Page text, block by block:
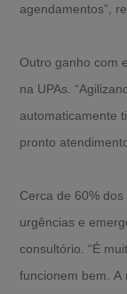
agendamentos”,
Outro ganho com
na UPAs.
automaticamente
pronto
Cerca de 60%
urgências e
consultório. “É
funcionem bem. A